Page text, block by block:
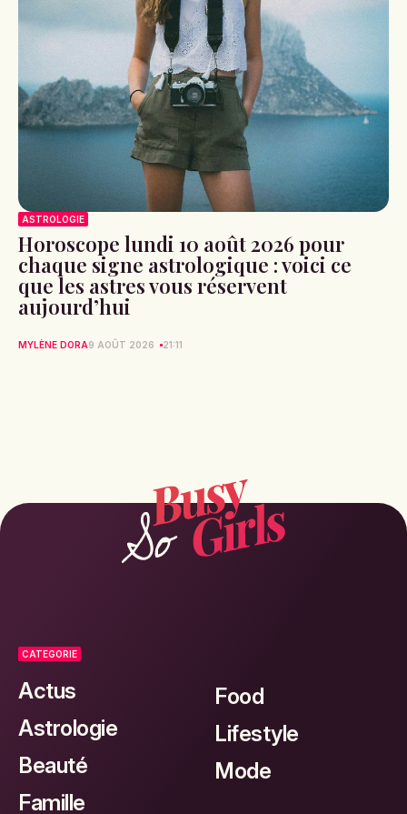
ASTROLOGIE
Horoscope lundi 10 août 2026 pour
chaque signe astrologique : voici ce
que les astres vous réservent
aujourd’hui
MYLÈNE DORA9 AOÛT 2026 21:11
CATEGORIE
Actus
Astrologie
Beauté
Famille
Food
Lifestyle
Mode